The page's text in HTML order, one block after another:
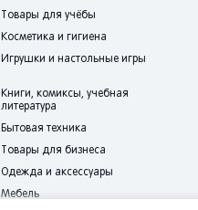
Товары для учёбы
Косметика и гигиена
Игрушки и настольные игры
Книги, комиксы, учебная
литература
Бытовая техника
Товары для бизнеса
Одежда и аксессуары
Мебель